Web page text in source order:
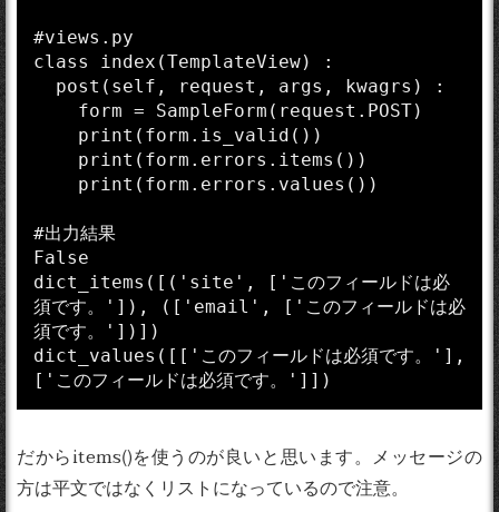
#views.py
class index(TemplateView) :
#出力結果
False
dict_items([('site', ['このフィールドは必
須です。']), (['email', ['このフィールドは必
須です。'])])
dict_values([['このフィールドは必須です。'],
だからitems()を使うのが良いと思います。メッセージの
方は平文ではなくリストになっているので注意。